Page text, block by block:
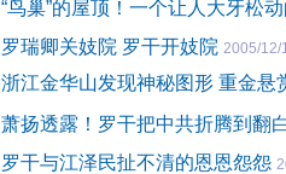
“鸟巢”的屋顶！一个让人大牙松
罗瑞卿关妓院 罗干开妓院 2005/12/
浙江金华山发现神秘图形 重金悬
萧扬透露！罗干把中共折腾到翻
罗干与江泽民扯不清的恩恩怨怨